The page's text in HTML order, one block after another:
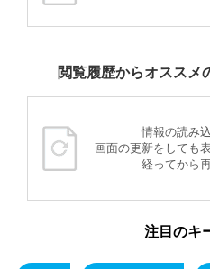
閲覧履歴からオススメ
情報の読み
画面の更新をしても
経ってから
注目のキ